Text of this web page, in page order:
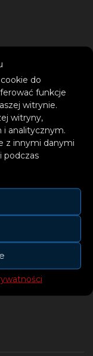
do
funkcje
witrynie.
witryny,
analitycznym.
z innymi danymi
podczas